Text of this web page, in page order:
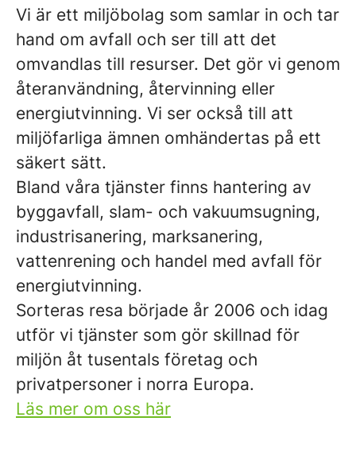
Vi är ett miljöbolag som samlar in och tar
hand om avfall och ser till att det
omvandlas till resurser. Det gör vi genom
återanvändning, återvinning eller
energiutvinning. Vi ser också till att
miljöfarliga ämnen omhändertas på ett
säkert sätt.
Bland våra tjänster finns hantering av
byggavfall, slam- och vakuumsugning,
industrisanering, marksanering,
vattenrening och handel med avfall för
energiutvinning.
Sorteras resa började år 2006 och idag
utför vi tjänster som gör skillnad för
miljön åt tusentals företag och
privatpersoner i norra Europa.
Läs mer om oss här